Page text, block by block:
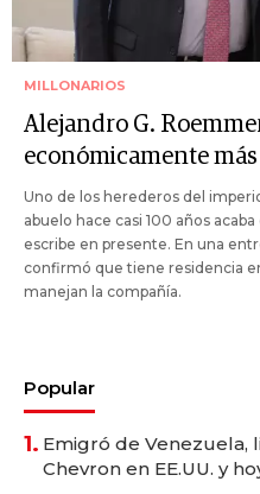
MILLONARIOS
Alejandro G.
económicamente
Uno de los herederos del
abuelo hace casi 100 años
escribe en presente. En una
confirmó que tiene residencia
manejan la compañía.
Popular
1. Emigró de Venezuela,
Chevron en EE.UU. y